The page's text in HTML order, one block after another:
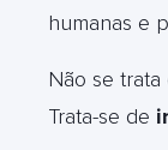
humanas e
Não se
Trata-se de